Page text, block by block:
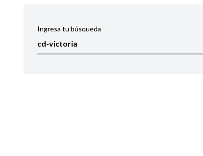
Ingresa tu búsqueda